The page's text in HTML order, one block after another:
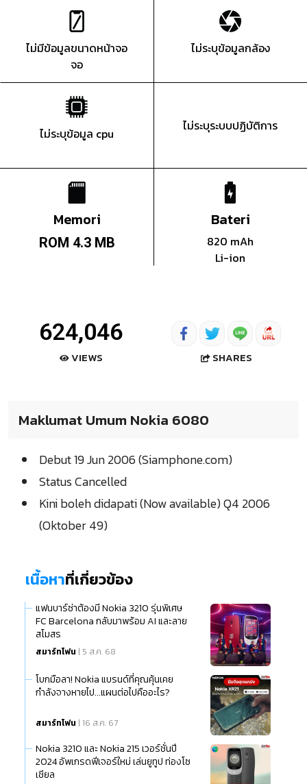
ไม่มีข้อมูลขนาดหน้าจอ
จอ
ไม่ระบุข้อมูลกล้อง
ไม่ระบุข้อมูล cpu ไม่ระบุระบบปฏิบัติการ
Memori
ROM 4.3 MB
Bateri
820 mAh
Li-ion
624,046
VIEWS SHARES
Maklumat Umum Nokia 6080
Debut 19 Jun 2006 (Siamphone.com)
Status Cancelled
Kini boleh didapati (Now available) Q4 2006
(Oktober 49)
เนื้อหาที่เกี่ยวข้อง
แฟนบาร์ซ่าต้องมี Nokia 3210 รุ่นพิเศษ
FC Barcelona กลับมาพร้อม AI และลาย
สโมสร
สมาร์ทโฟน | 5 ส.ค. 68
โบกมือลา! Nokia แบรนด์ที่คุณคุ้นเคย
กำลังจางหายไป...แผนต่อไปคืออะไร?
สมาร์ทโฟน | 16 ส.ค. 67
Nokia 3210 และ Nokia 215 เวอร์ชั่นปี
2024 อัพเกรดฟีเจอร์ใหม่ เล่นยูทูป ท่องโซ
เชียล